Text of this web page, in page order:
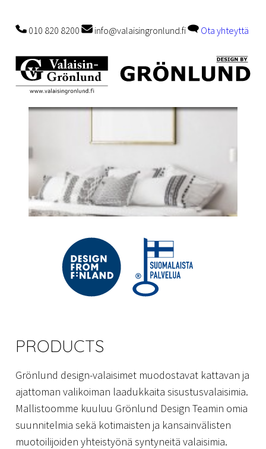
010 820 8200 info@valaisingronlund.fi Ota yhteyttä
PRODUCTS
Grönlund design-valaisimet muodostavat kattavan ja
ajattoman valikoiman laadukkaita sisustusvalaisimia.
Mallistoomme kuuluu Grönlund Design Teamin omia
suunnitelmia sekä kotimaisten ja kansainvälisten
muotoilijoiden yhteistyönä syntyneitä valaisimia.